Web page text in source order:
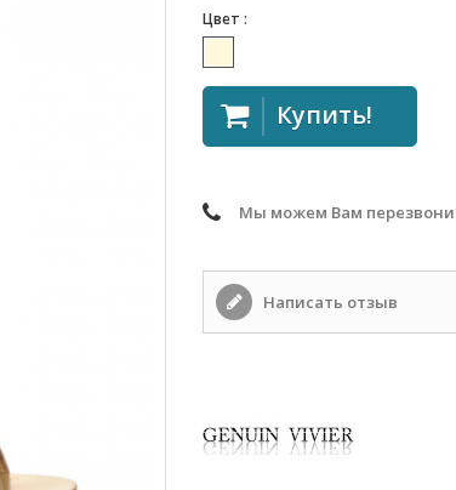
Цвет :
Купить!
Мы можем Вам
Написать отзыв